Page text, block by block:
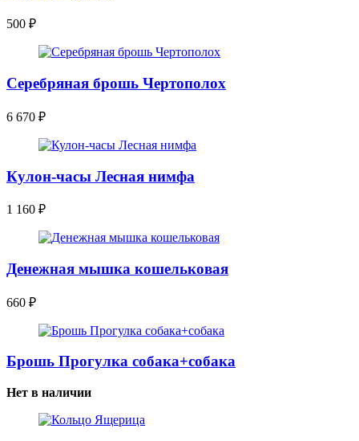
500 ₽
Серебряная брошь Чертополох
6 670 ₽
Кулон-часы Лесная нимфа
1 160 ₽
Денежная мышка кошельковая
660 ₽
Брошь Прогулка собака+собака
Нет в наличии